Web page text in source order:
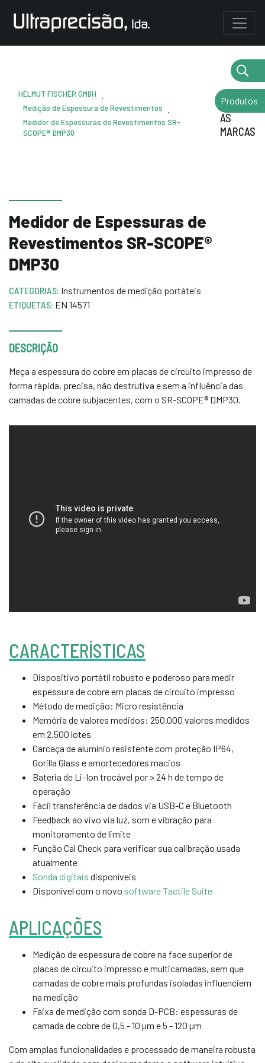
HELMUT FISCHER GMBH .
Medição de Espessura de Revestimentos .
Medidor de Espessuras de Revestimentos SR-
SCOPE® DMP30
VOLTAR
AS
MARCAS
Medidor de Espessuras de
Revestimentos SR-SCOPE®
DMP30
CATEGORIAS: Instrumentos de medição portáteis
ETIQUETAS: EN 14571
DESCRIÇÃO
Meça a espessura do cobre em placas de circuito impresso de
forma rápida, precisa, não destrutiva e sem a influência das
camadas de cobre subjacentes, com o SR-SCOPE® DMP30.
CARACTERÍSTICAS
Dispositivo portátil robusto e poderoso para medir
espessura de cobre em placas de circuito impresso
Método de medição: Micro resistência
Memória de valores medidos: 250.000 valores medidos
em 2.500 lotes
Carcaça de alumínio resistente com proteção IP64,
Gorilla Glass e amortecedores macios
Bateria de Li-Ion trocável por > 24 h de tempo de
operação
Fácil transferência de dados via USB-C e Bluetooth
Feedback ao vivo via luz, som e vibração para
monitoramento de limite
Função Cal Check para verificar sua calibração usada
atualmente
Sonda digitais disponíveis
Disponível com o novo software Tactile Suite
APLICAÇÕES
Medição de espessura de cobre na face superior de
placas de circuito impresso e multicamadas, sem que
camadas de cobre mais profundas isoladas influenciem
na medição
Faixa de medição com sonda D-PCB: espessuras de
camada de cobre de 0,5 - 10 µm e 5 - 120 µm
Com amplas funcionalidades e processado de maneira robusta
Produtos